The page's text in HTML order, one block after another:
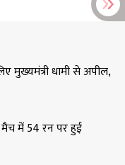
मुख्यमंत्री धामी से अपील,
मैच में 54 रन पर हुई